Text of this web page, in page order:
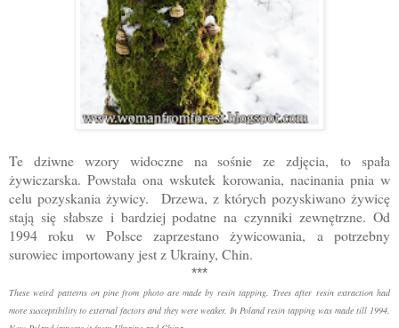
Te dziwne wzory widoczne na sośnie ze zdjęcia, to spała
żywiczarska. Powstała ona wskutek korowania, nacinania pnia w
celu pozyskania żywicy. Drzewa, z których pozyskiwano żywicę
stają się słabsze i bardziej podatne na czynniki zewnętrzne. Od
1994 roku w Polsce zaprzestano żywicowania, a potrzebny
surowiec importowany jest z Ukrainy, Chin.
***
These weird patterns on pine from photo are made by resin tapping. Trees after resin extraction had
more susceptibility to external factors and they were weaker. In Poland resin tapping was made till 1994.